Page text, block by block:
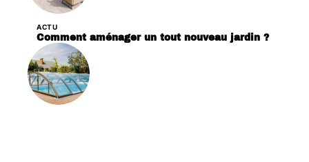
ACTU
Comment aménager un tout nouveau jardin ?